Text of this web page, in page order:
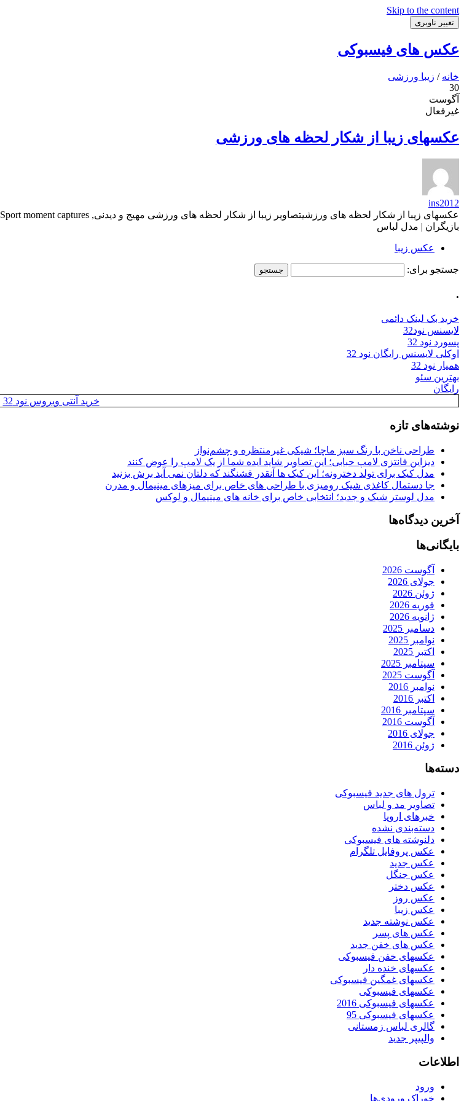
Skip to the content
تغییر ناوبری
عکس های فیسبوکی
خانه / زیبا ورزشی
30
آگوست
غیرفعال
عکسهای زیبا از شکار لحظه های ورزشی
ins2012
بازیگران | مدل لباس
عکس زیبا
جستجو برای:
.
خرید بک لینک دائمی
لایسنس نود32
پسورد نود 32
اوکلی لایسنس رایگان نود 32
همیار نود 32
بهترین سئو
رایگان
خرید آنتی ویروس نود 32
نوشته‌های تازه
طراحی ناخن با رنگ سبز ماچا؛ شیکی غیرمنتظره و چشم‌نواز
دیزاین فانتزی لامپ حبابی؛ این تصاویر شاید ایده شما از یک لامپ را عوض کنند
مدل کیک برای تولد دخترونه؛ این کیک ها آنقدر قشنگند که دلتان نمی آید برش بزنید
جا دستمال کاغذی شیک رومیزی با طراحی های خاص برای میزهای مینیمال و مدرن
مدل لوستر شیک و جدید؛ انتخابی خاص برای خانه های مینیمال و لوکس
آخرین دیدگاه‌ها
بایگانی‌ها
آگوست 2026
جولای 2026
ژوئن 2026
فوریه 2026
ژانویه 2026
دسامبر 2025
نوامبر 2025
اکتبر 2025
سپتامبر 2025
آگوست 2025
نوامبر 2016
اکتبر 2016
سپتامبر 2016
آگوست 2016
جولای 2016
ژوئن 2016
دسته‌ها
ترول های جدید فیسبوکی
تصاویر مد و لباس
خبرهای اروپا
دسته‌بندی نشده
دلنوشته های فیسبوکی
عکس پروفایل تلگرام
عکس جدید
عکس جنگل
عکس دختر
عکس روز
عکس زیبا
عکس نوشته جدید
عکس های پسر
عکس های خفن جدید
عکسهای خفن فیسبوکی
عکسهای خنده دار
عکسهای غمگین فیسبوکی
عکسهای فیسبوکی
عکسهای فیسبوکی 2016
عکسهای فیسبوکی 95
گالری لباس زمستانی
والپیپر جدید
اطلاعات
ورود
خوراک ورودی‌ها